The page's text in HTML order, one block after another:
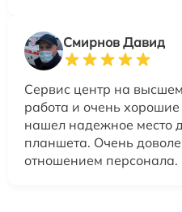
Смирнов Давид
Сервис центр на
работа и очень
нашел надежное место
планшета. Очень
отношением персонала.